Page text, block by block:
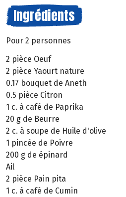
Ingrédients
Pour 2 personnes
2 pièce Oeuf
2 pièce Yaourt nature
0.17 bouquet de Aneth
0.5 pièce Citron
1 c. à café de Paprika
20 g de Beurre
2 c. à soupe de Huile d'olive
1 pincée de Poivre
200 g de épinard
Ail
2 pièce Pain pita
1 c. à café de Cumin